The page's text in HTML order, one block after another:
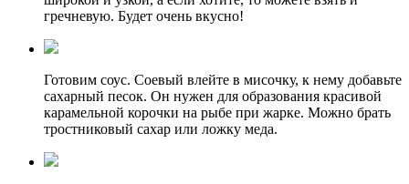
гречневую. Будет очень вкусно!
Готовим соус. Соевый влейте в мисочку, к нему добавьте
сахарный песок. Он нужен для образования красивой
карамельной корочки на рыбе при жарке. Можно брать
тростниковый сахар или ложку меда.